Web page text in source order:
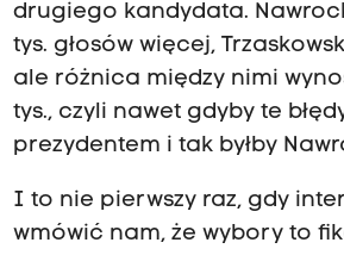
drugiego kandydata.
tys. głosów więcej,
ale różnica między nimi
tys., czyli nawet gdyby te
prezydentem i tak byłby
I to nie pierwszy raz, gdy
wmówić nam, że wybory to